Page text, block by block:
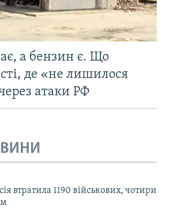
а бензин є. Що
де «не лишилося
атаки РФ
втратила 1190 військових, чотири